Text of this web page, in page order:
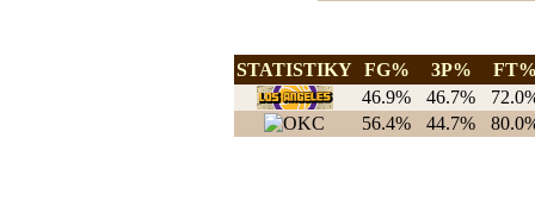
STATISTIKY FG% 3P%
46.9%
46.7%
56.4%
44.7%